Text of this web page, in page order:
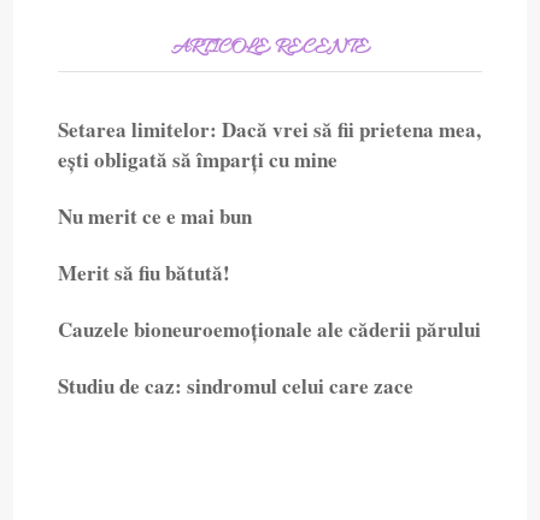
ARTICOLE RECENTE
Setarea limitelor: Dacă vrei să fii prietena mea,
ești obligată să împarți cu mine
Nu merit ce e mai bun
Merit să fiu bătută!
Cauzele bioneuroemoționale ale căderii părului
Studiu de caz: sindromul celui care zace